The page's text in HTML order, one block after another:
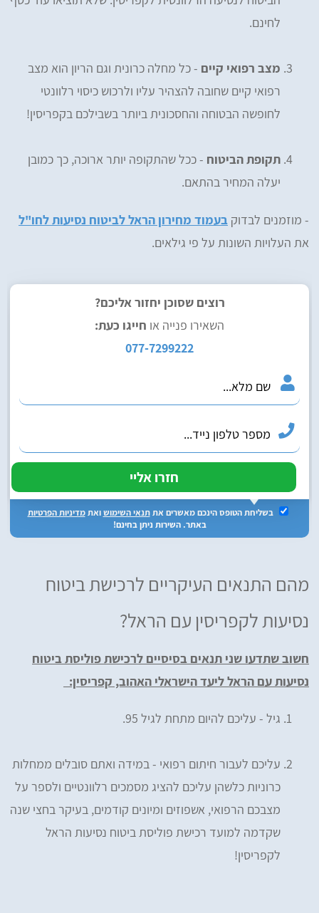
לחינם.
מצב רפואי קיים - כל מחלה כרונית וגם הריון הוא מצב
רפואי קיים שחובה להצהיר עליו ולרכוש כיסוי רלוונטי
לחופשה הבטוחה והחסכונית ביותר בשבילכם בקפריסין!
תקופת הביטוח - ככל שהתקופה יותר ארוכה, כך כמובן
יעלה המחיר בהתאם.
​- מוזמנים לבדוק בעמוד מחירון הראל לביטוח נסיעות לחו"ל
את העלויות השונות על פי גילאים.
רוצים שסוכן יחזור אליכם?
השאירו פנייה או חייגו כעת:
077-7299222
בשליחת הטופס הינכם מאשרים אתתנאי השימושואתמדיניות הפרטיות
באתר. השירות ניתן בחינם!
מהם התנאים העיקריים לרכישת ביטוח
נסיעות לקפריסין עם הראל?
חשוב שתדעו שני תנאים בסיסיים לרכישת פוליסת ביטוח
נסיעות עם הראל ליעד הישראלי האהוב, קפריסין:
גיל - עליכם להיום מתחת לגיל 95.
עליכם לעבור חיתום רפואי - במידה ואתם סובלים ממחלות
כרוניות כלשהן עליכם להציג מסמכים רלוונטיים ולספר על
מצבכם הרפואי, אשפוזים ומיונים קודמים, בעיקר בחצי שנה
שקדמה למועד רכישת פוליסת ביטוח נסיעות הראל
לקפריסין!